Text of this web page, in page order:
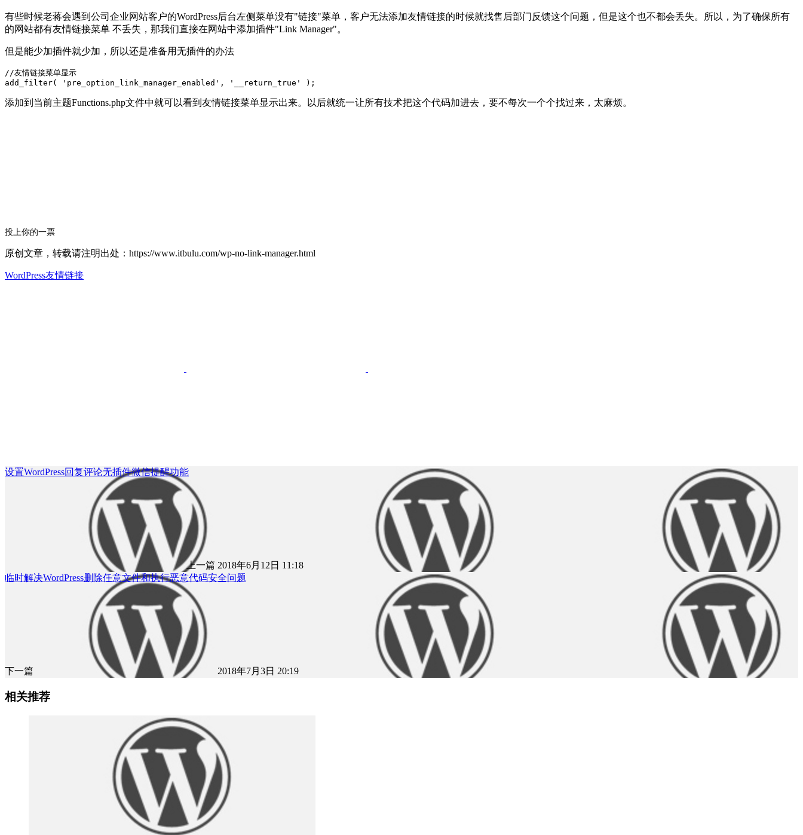
有些时候老蒋会遇到公司企业网站客户的WordPress后台左侧菜单没有"链接"菜单，客户无法添加友情链接的时候就找售后部门反馈这个问题，但是这个也不都会丢失。所以，为了确保所有
的网站都有友情链接菜单 不丢失，那我们直接在网站中添加插件"Link Manager"。
但是能少加插件就少加，所以还是准备用无插件的办法
//友情链接菜单显示
添加到当前主题Functions.php文件中就可以看到友情链接菜单显示出来。以后就统一让所有技术把这个代码加进去，要不每次一个个找过来，太麻烦。
投上你的一票
原创文章，转载请注明出处：https://www.itbulu.com/wp-no-link-manager.html
WordPress友情链接
设置WordPress回复评论无插件微信提醒功能
上一篇 2018年6月12日 11:18
临时解决WordPress删除任意文件和执行恶意代码安全问题
下一篇 2018年7月3日 20:19
相关推荐